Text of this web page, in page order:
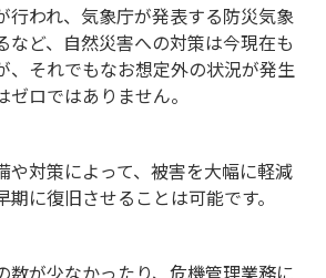
行われ、気象庁が発表する防災気象
など、自然災害への対策は今現在も
、それでもなお想定外の状況が発生
ロではありません。
や対策によって、被害を大幅に軽減
に復旧させることは可能です。
数が少なかったり、危機管理業務に